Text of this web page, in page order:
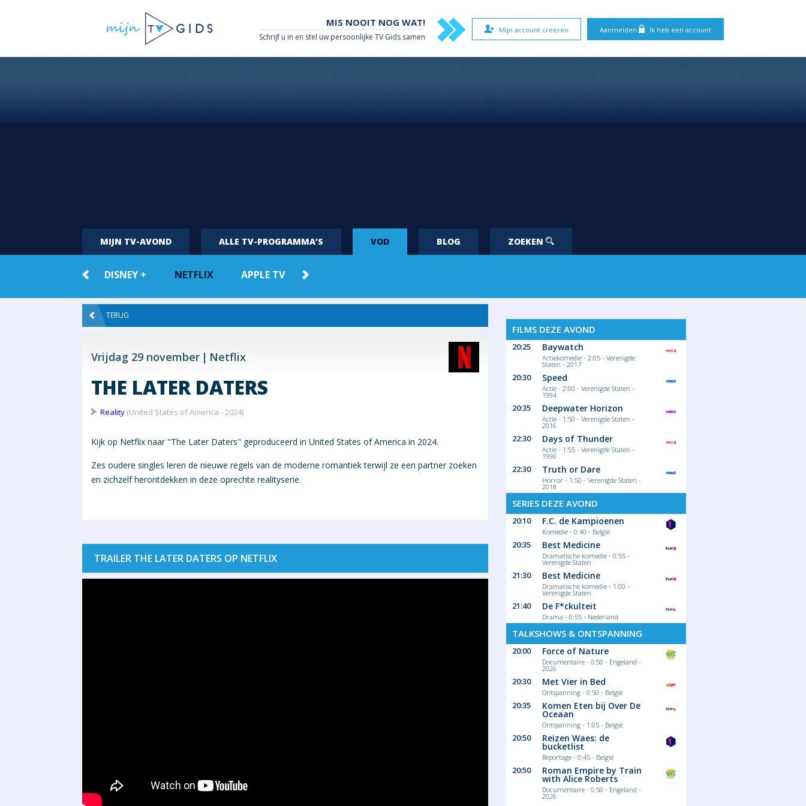
Aanmelden Ik heb een account
Mijn account creëren
MIS NOOIT NOG WAT!
Schrijf u in en stel uw persoonlijke TV Gids samen
MIJN TV-AVOND ALLE TV-PROGRAMMA’S VOD BLOG ZOEKEN
DISNEY + NETFLIX APPLE TV
TERUG
Vrijdag 29 november Netflix
THE LATER DATERS
Reality (United States of America - 2024)
Kijk op Netflix naar "The Later Daters" geproduceerd in United States of America in 2024.
Zes oudere singles leren de nieuwe regels van de moderne romantiek terwijl ze een partner zoeken
en zichzelf herontdekken in deze oprechte realityserie.
TRAILER THE LATER DATERS OP NETFLIX
FILMS DEZE AVOND
20:25 Baywatch
Actiekomedie - 2:05 - Verenigde
Staten - 2017
20:30 Speed
Actie - 2:00 - Verenigde Staten -
1994
20:35 Deepwater Horizon
Actie - 1:50 - Verenigde Staten -
2016
22:30 Days of Thunder
Actie - 1:55 - Verenigde Staten -
1990
22:30 Truth or Dare
Horror - 1:50 - Verenigde Staten -
2018
SERIES DEZE AVOND
20:10 F.C. de Kampioenen
Komedie - 0:40 - België
20:35 Best Medicine
Dramatische komedie - 0:55 -
Verenigde Staten
21:30 Best Medicine
Dramatische komedie - 1:00 -
Verenigde Staten
21:40 De F*ckulteit
Drama - 0:55 - Nederland
TALKSHOWS & ONTSPANNING
20:00 Force of Nature
Documentaire - 0:50 - Engeland -
2026
20:30 Met Vier in Bed
Ontspanning - 0:50 - België
20:35 Komen Eten bij Over De
Oceaan
Ontspanning - 1:05 - België
20:50 Reizen Waes: de
bucketlist
Reportage - 0:45 - België
20:50 Roman Empire by Train
with Alice Roberts
Documentaire - 0:50 - Engeland -
2026